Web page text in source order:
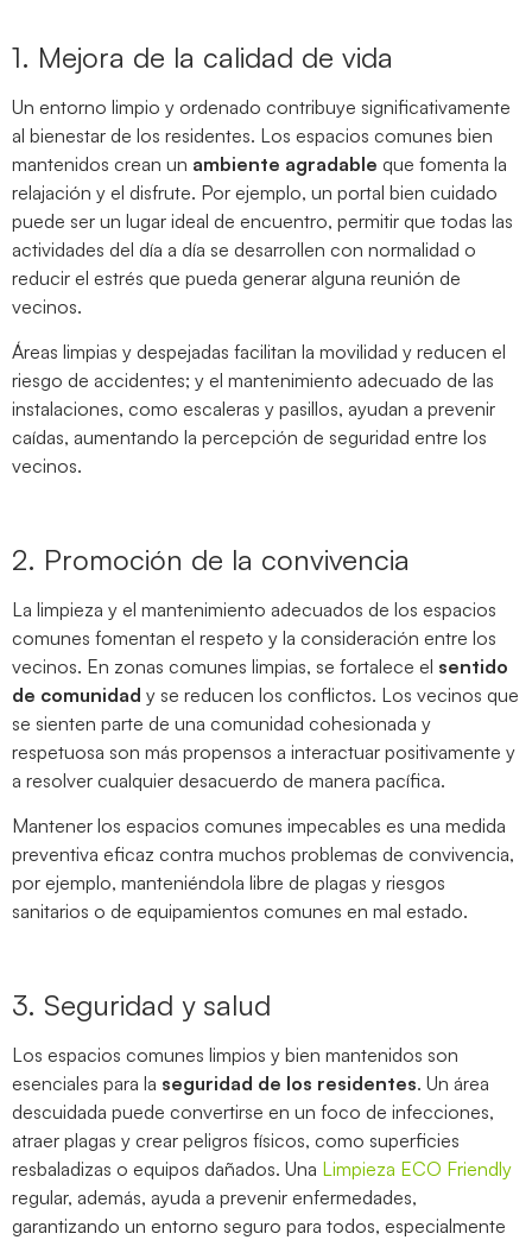
1. Mejora de la calidad de vida
Un entorno limpio y ordenado contribuye significativamente
al bienestar de los residentes. Los espacios comunes bien
mantenidos crean un ambiente agradable que fomenta la
relajación y el disfrute. Por ejemplo, un portal bien cuidado
puede ser un lugar ideal de encuentro, permitir que todas las
actividades del día a día se desarrollen con normalidad o
reducir el estrés que pueda generar alguna reunión de
vecinos.
Áreas limpias y despejadas facilitan la movilidad y reducen el
riesgo de accidentes; y el mantenimiento adecuado de las
instalaciones, como escaleras y pasillos, ayudan a prevenir
caídas, aumentando la percepción de seguridad entre los
vecinos.
2. Promoción de la convivencia
La limpieza y el mantenimiento adecuados de los espacios
comunes fomentan el respeto y la consideración entre los
vecinos. En zonas comunes limpias, se fortalece el sentido
de comunidad y se reducen los conflictos. Los vecinos que
se sienten parte de una comunidad cohesionada y
respetuosa son más propensos a interactuar positivamente y
a resolver cualquier desacuerdo de manera pacífica.
Mantener los espacios comunes impecables es una medida
preventiva eficaz contra muchos problemas de convivencia,
por ejemplo, manteniéndola libre de plagas y riesgos
sanitarios o de equipamientos comunes en mal estado.
3. Seguridad y salud
Los espacios comunes limpios y bien mantenidos son
esenciales para la seguridad de los residentes. Un área
descuidada puede convertirse en un foco de infecciones,
atraer plagas y crear peligros físicos, como superficies
resbaladizas o equipos dañados. Una Limpieza ECO Friendly
regular, además, ayuda a prevenir enfermedades,
garantizando un entorno seguro para todos, especialmente